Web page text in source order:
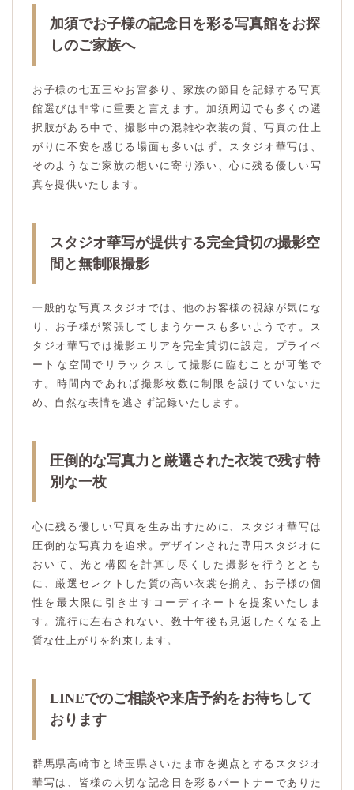
加須でお子様の記念日を彩る写真館をお探
しのご家族へ
お子様の七五三やお宮参り、家族の節目を記録する写真
館選びは非常に重要と言えます。加須周辺でも多くの選
択肢がある中で、撮影中の混雑や衣装の質、写真の仕上
がりに不安を感じる場面も多いはず。スタジオ華写は、
そのようなご家族の想いに寄り添い、心に残る優しい写
真を提供いたします。
スタジオ華写が提供する完全貸切の撮影空
間と無制限撮影
一般的な写真スタジオでは、他のお客様の視線が気にな
り、お子様が緊張してしまうケースも多いようです。ス
タジオ華写では撮影エリアを完全貸切に設定。プライベ
ートな空間でリラックスして撮影に臨むことが可能で
す。時間内であれば撮影枚数に制限を設けていないた
め、自然な表情を逃さず記録いたします。
圧倒的な写真力と厳選された衣装で残す特
別な一枚
心に残る優しい写真を生み出すために、スタジオ華写は
圧倒的な写真力を追求。デザインされた専用スタジオに
おいて、光と構図を計算し尽くした撮影を行うととも
に、厳選セレクトした質の高い衣裳を揃え、お子様の個
性を最大限に引き出すコーディネートを提案いたしま
す。流行に左右されない、数十年後も見返したくなる上
質な仕上がりを約束します。
LINEでのご相談や来店予約をお待ちして
おります
群馬県高崎市と埼玉県さいたま市を拠点とするスタジオ
華写は、皆様の大切な記念日を彩るパートナーでありた